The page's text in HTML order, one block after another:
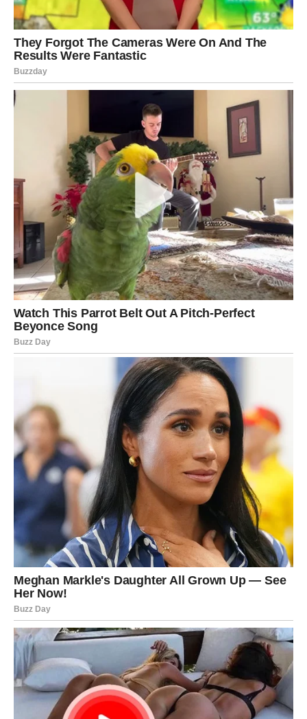
odgađali.
Na emotivnom planu slijedi mnogo zanimljivih trenutaka.
Slobodne Vodolije mogle bi upoznati osobu koja dijeli
njihove poglede na život i s kojom će odmah osjetiti
posebnu povezanost. Oni koji su već u vezi mogli bi
zajedno s partnerom započeti novo životno poglavlje
kroz zajedničke planove ili važne odluke.
Posebno obratite pažnju na prilike koje dolaze iznenada.
Nemojte ih odbaciti samo zato što nisu dio vaših
prvobitnih planova. Upravo one mogu donijeti najveću
korist.